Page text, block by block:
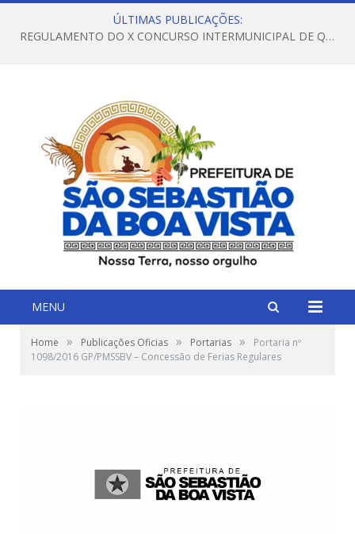
ÚLTIMAS PUBLICAÇÕES:
REGULAMENTO DO X CONCURSO INTERMUNICIPAL DE QUADRILHAS JUNINAS – 2026 – ARRAIÁ DA VENEZA
MENU
Home » Publicações Oficias » Portarias »
Portaria nº
1098/2016 GP/PMSSBV – Concessão de Ferias Regulares